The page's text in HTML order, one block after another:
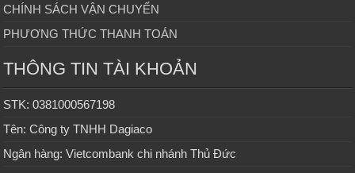
CHÍNH SÁCH VẬN CHUYỂN
PHƯƠNG THỨC THANH TOÁN
THÔNG TIN TÀI KHOẢN
STK: 0381000567198
Tên: Công ty TNHH Dagiaco
Ngân hàng: Vietcombank chi nhánh Thủ Đức